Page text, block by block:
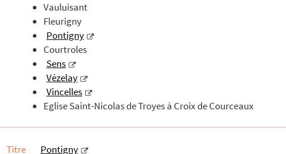
Vauluisant
Fleurigny
Pontigny
Courtroles
Sens
Vézelay
Vincelles
Eglise Saint-Nicolas de Troyes à Croix de Courceaux
Titre Pontigny